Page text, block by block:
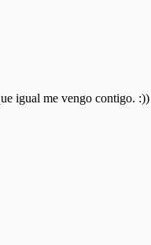
igual me vengo contigo. :))